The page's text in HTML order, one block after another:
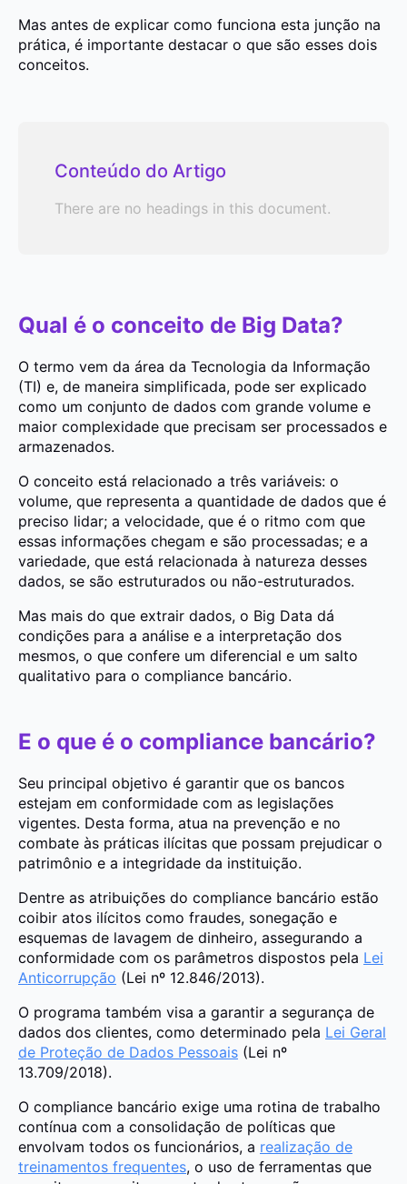
Mas antes de explicar como funciona esta junção na
prática, é importante destacar o que são esses dois
conceitos.
Conteúdo do Artigo
There are no headings in this document.
Qual é o conceito de Big Data?
O termo vem da área da Tecnologia da Informação
(TI) e, de maneira simplificada, pode ser explicado
como um conjunto de dados com grande volume e
maior complexidade que precisam ser processados e
armazenados.
O conceito está relacionado a três variáveis: o
volume, que representa a quantidade de dados que é
preciso lidar; a velocidade, que é o ritmo com que
essas informações chegam e são processadas; e a
variedade, que está relacionada à natureza desses
dados, se são estruturados ou não-estruturados.
Mas mais do que extrair dados, o Big Data dá
condições para a análise e a interpretação dos
mesmos, o que confere um diferencial e um salto
qualitativo para o compliance bancário.
E o que é o compliance bancário?
Seu principal objetivo é garantir que os bancos
estejam em conformidade com as legislações
vigentes. Desta forma, atua na prevenção e no
combate às práticas ilícitas que possam prejudicar o
patrimônio e a integridade da instituição.
Dentre as atribuições do compliance bancário estão
coibir atos ilícitos como fraudes, sonegação e
esquemas de lavagem de dinheiro, assegurando a
conformidade com os parâmetros dispostos pela Lei
Anticorrupção (Lei nº 12.846/2013).
O programa também visa a garantir a segurança de
dados dos clientes, como determinado pela Lei Geral
de Proteção de Dados Pessoais (Lei nº
13.709/2018).
O compliance bancário exige uma rotina de trabalho
contínua com a consolidação de políticas que
envolvam todos os funcionários, a realização de
treinamentos frequentes, o uso de ferramentas que